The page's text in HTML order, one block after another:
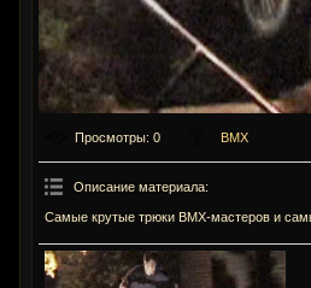
Просмотры: 0 BMX
Описание материала:
Самые крутые трюки BMX-мастеров и